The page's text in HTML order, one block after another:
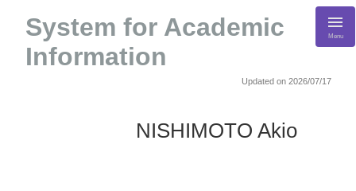
System for Academic
Information
Menu
Updated on 2026/07/17
NISHIMOTO Akio